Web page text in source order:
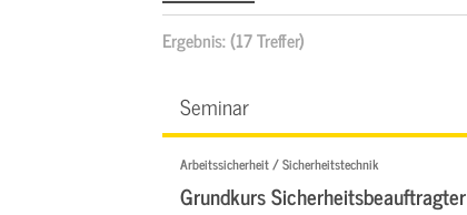
Ergebnis:(17 Treffer)
Seminar
Arbeitssicherheit / Sicherheitstechnik
Grundkurs Sicherheitsbeauftragter